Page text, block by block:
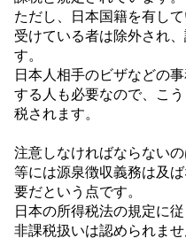
ただし、日本国籍を有し
受けている者は除外され
す。
日本人相手のビザなどの
する人も必要なので、こ
税されます。
注意しなければならない
等には源泉徴収義務は及
要だという点です。
日本の所得税法の規定に
非課税扱いは認められませ